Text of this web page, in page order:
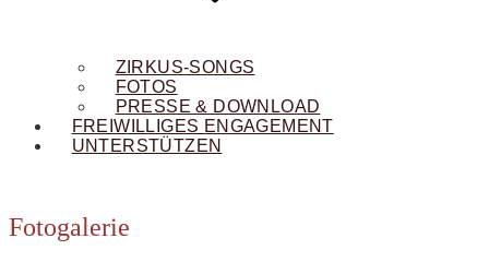
ZIRKUS-SONGS
FOTOS
PRESSE & DOWNLOAD
FREIWILLIGES ENGAGEMENT
UNTERSTÜTZEN
Fotogalerie